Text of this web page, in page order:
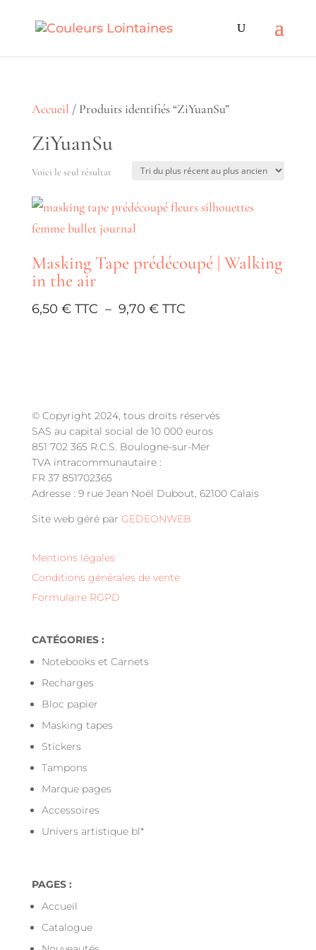
Accueil / Produits identifiés “ZiYuanSu”
ZiYuanSu
Voici le seul résultat
Masking Tape prédécoupé | Walking
in the air
6,50 € – 9,70 €
Plage
9,70 €
© Copyright 2024, tous droits réservés
SAS au capital social de 10 000 euros
851 702 365 R.C.S. Boulogne-sur-Mer
TVA intracommunautaire :
FR 37 851702365
Adresse : 9 rue Jean Noël Dubout, 62100 Calais
Site web géré par GEDEONWEB
Mentions légales
Conditions générales de vente
Formulaire RGPD
CATÉGORIES :
Notebooks et Carnets
Recharges
Bloc papier
Masking tapes
Stickers
Tampons
Marque pages
Accessoires
Univers artistique bl*
PAGES :
Accueil
Catalogue